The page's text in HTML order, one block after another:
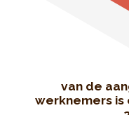
van de
werknemers is